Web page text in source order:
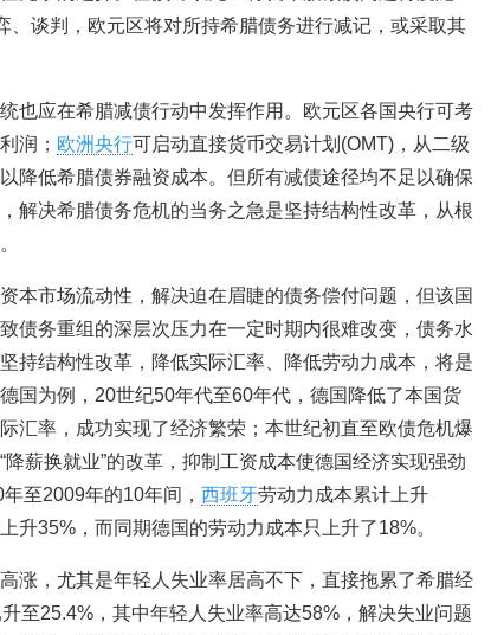
、谈判，欧元区将对所持希腊债务进行减记，或采取其
也应在希腊减债行动中发挥作用。欧元区各国央行可考
润； 欧洲央行可启动直接货币交易计划(OMT)，从二级
降低希腊债券融资成本。但所有减债途径均不足以确保
解决希腊债务危机的当务之急是坚持结构性改革，从根
本市场流动性，解决迫在眉睫的债务偿付问题，但该国
债务重组的深层次压力在一定时期内很难改变，债务水
持结构性改革，降低实际汇率、降低劳动力成本，将是
国为例，20世纪50年代至60年代，德国降低了本国货
汇率，成功实现了经济繁荣；本世纪初直至欧债危机爆
薪换就业”的改革，抑制工资成本使德国经济实现强劲
至2009年的10年间， 西班牙劳动力成本累计上升
升35%，而同期德国的劳动力成本只上升了18%。
涨，尤其是年轻人失业率居高不下，直接拖累了希腊经
至25.4%，其中年轻人失业率高达58%，解决失业问题